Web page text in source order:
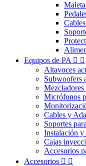
Equipos de PA  
Altavoces
Subwoofers
Micrófonos
Cables y
Soportes
Instalación y
Cajas
Accesorios
Accesorios  